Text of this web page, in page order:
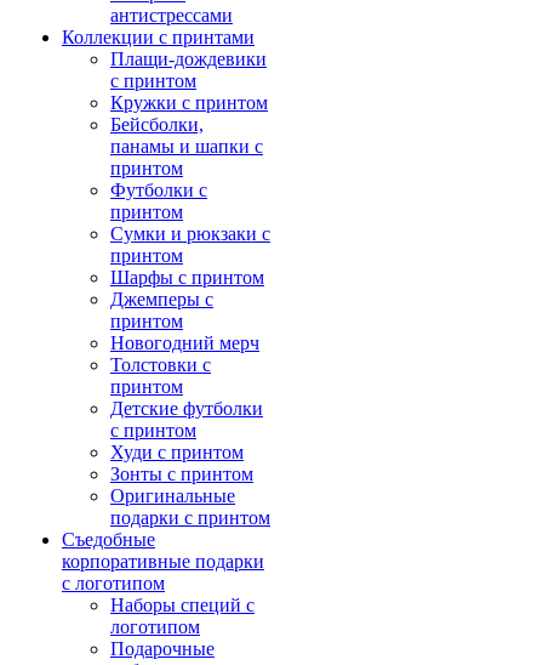
антистрессами
Коллекции с принтами
Плащи-дождевики
с принтом
Кружки с принтом
Бейсболки,
панамы и шапки с
принтом
Футболки с
принтом
Сумки и рюкзаки с
принтом
Шарфы с принтом
Джемперы с
принтом
Новогодний мерч
Толстовки с
принтом
Детские футболки
с принтом
Худи с принтом
Зонты с принтом
Оригинальные
подарки с принтом
Съедобные
корпоративные подарки
с логотипом
Наборы специй с
логотипом
Подарочные